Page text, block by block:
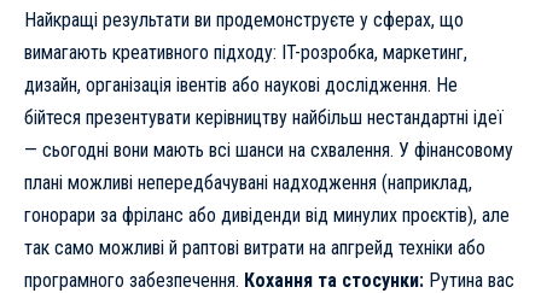
Найкращі результати ви продемонструєте у сферах, що
вимагають креативного підходу: IT-розробка, маркетинг,
дизайн, організація івентів або наукові дослідження. Не
бійтеся презентувати керівництву найбільш нестандартні ідеї
— сьогодні вони мають всі шанси на схвалення. У фінансовому
плані можливі непередбачувані надходження (наприклад,
гонорари за фріланс або дивіденди від минулих проєктів), але
так само можливі й раптові витрати на апгрейд техніки або
програмного забезпечення. Кохання та стосунки: Рутина вас